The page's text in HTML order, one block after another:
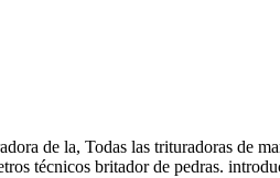
de la, Todas las trituradoras de
técnicos britador de pedras.